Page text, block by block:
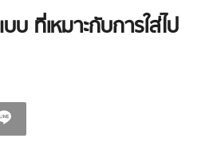
บ ที่เหมาะกับการใส่ไป